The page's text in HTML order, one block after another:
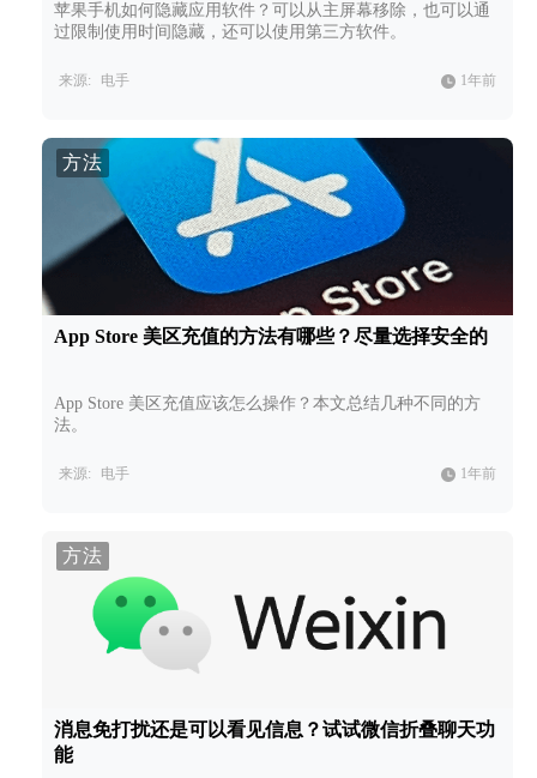
苹果手机如何隐藏应用软件？可以从主屏幕移除，也可以通
过限制使用时间隐藏，还可以使用第三方软件。
来源: 电手 1年前
方法
App Store 美区充值的方法有哪些？尽量选择安全的
App Store 美区充值应该怎么操作？本文总结几种不同的方
法。
来源: 电手 1年前
方法
消息免打扰还是可以看见信息？试试微信折叠聊天功
能